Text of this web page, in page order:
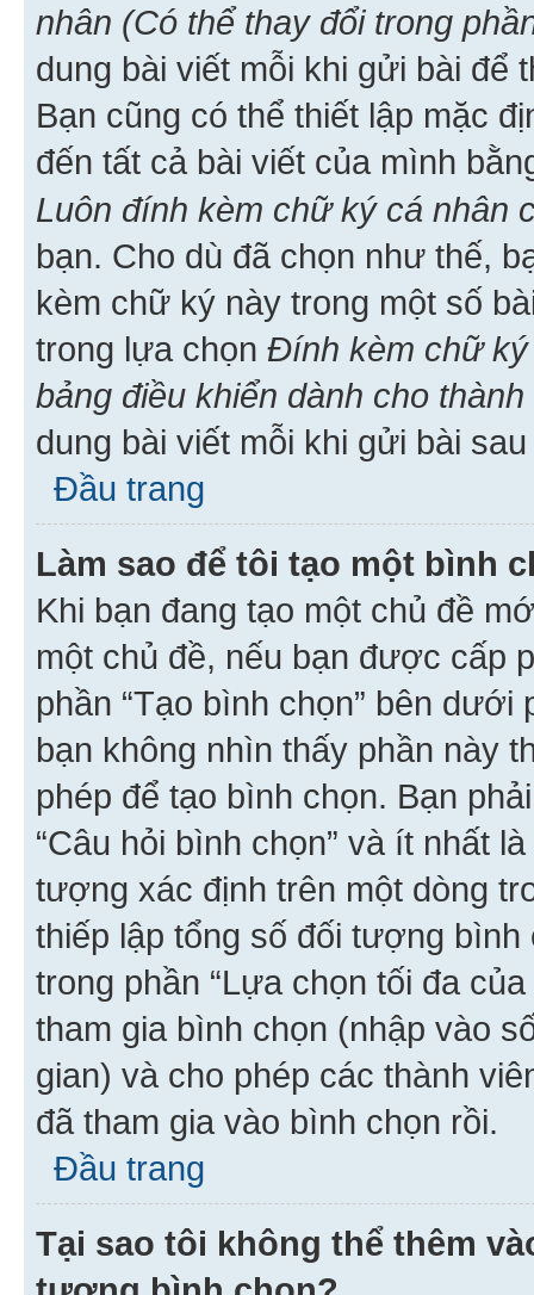
nhân (Có thể thay đổi trong
dung bài viết mỗi khi gửi bài để
Bạn cũng có thể thiết lập mặc
đến tất cả bài viết của mình
Luôn đính kèm chữ ký cá nhân
bạn. Cho dù đã chọn như thế,
kèm chữ ký này trong một số
trong lựa chọn Đính kèm chữ
bảng điều khiển dành cho
dung bài viết mỗi khi gửi bài sau
Đầu trang
Làm sao để tôi tạo một bình
Khi bạn đang tạo một chủ đề
một chủ đề, nếu bạn được cấp
phần “Tạo bình chọn” bên
bạn không nhìn thấy phần này
phép để tạo bình chọn. Bạn
“Câu hỏi bình chọn” và ít nhất
tượng xác định trên một dòng
thiếp lập tổng số đối tượng
trong phần “Lựa chọn tối đa
tham gia bình chọn (nhập vào
gian) và cho phép các thành
đã tham gia vào bình chọn rồi.
Đầu trang
Tại sao tôi không thể thêm